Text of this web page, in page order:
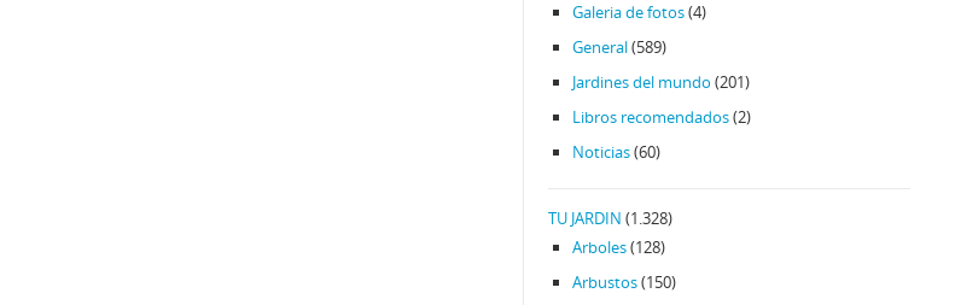
Galeria de fotos(4)
General(589)
Jardines del mundo (201)
Libros recomendados(2)
Noticias(60)
TU JARDIN (1.328)
Arboles(128)
Arbustos(150)